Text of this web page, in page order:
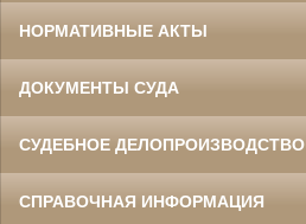
НОРМАТИВНЫЕ АКТЫ
ДОКУМЕНТЫ СУДА
СУДЕБНОЕ ДЕЛОПРОИЗВОДСТВО
СПРАВОЧНАЯ ИНФОРМАЦИЯ